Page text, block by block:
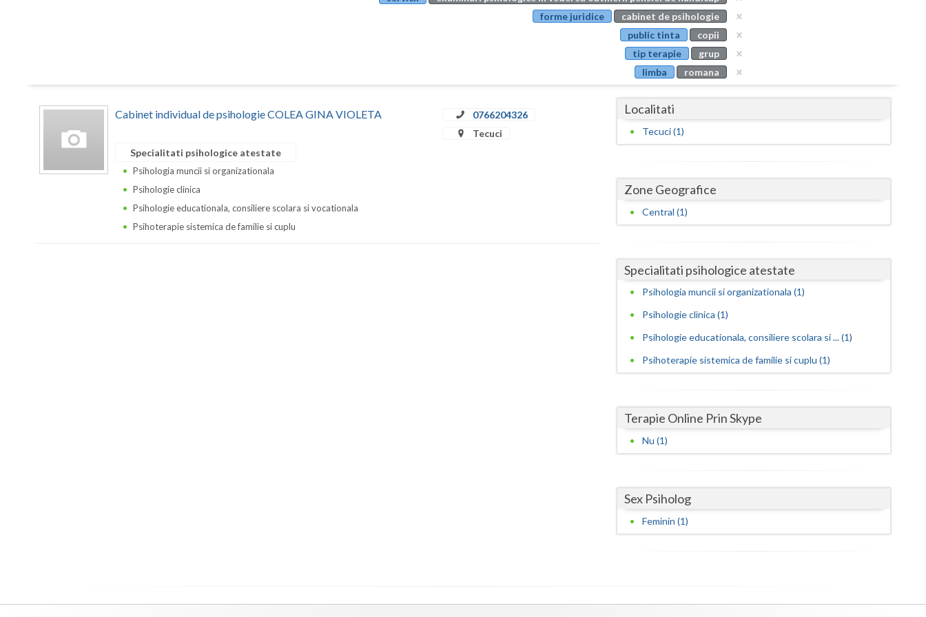
Buzau
Calarasi
Caras-Severin
Covasna
Dolj
Galati
Giurgiu
Gorj
Harghita
Hunedoara
Ialomita
Ilfov
Neamt
forme juridice
cabinet de psihologie
public tinta
copii
tip terapie
grup
limba
romana
Cabinet individual de psihologie COLEA GINA VIOLETA
0766204326
Tecuci
Specialitati psihologice atestate
Psihologia muncii si organizationala
Psihologie clinica
Psihologie educationala, consiliere scolara si vocationala
Psihoterapie sistemica de familie si cuplu
Localitati
Tecuci (1)
Zone Geografice
Central (1)
Specialitati psihologice atestate
Psihologia muncii si organizationala (1)
Psihologie clinica (1)
Psihologie educationala, consiliere scolara si ... (1)
Psihoterapie sistemica de familie si cuplu (1)
Terapie Online Prin Skype
Nu (1)
Sex Psiholog
Feminin (1)